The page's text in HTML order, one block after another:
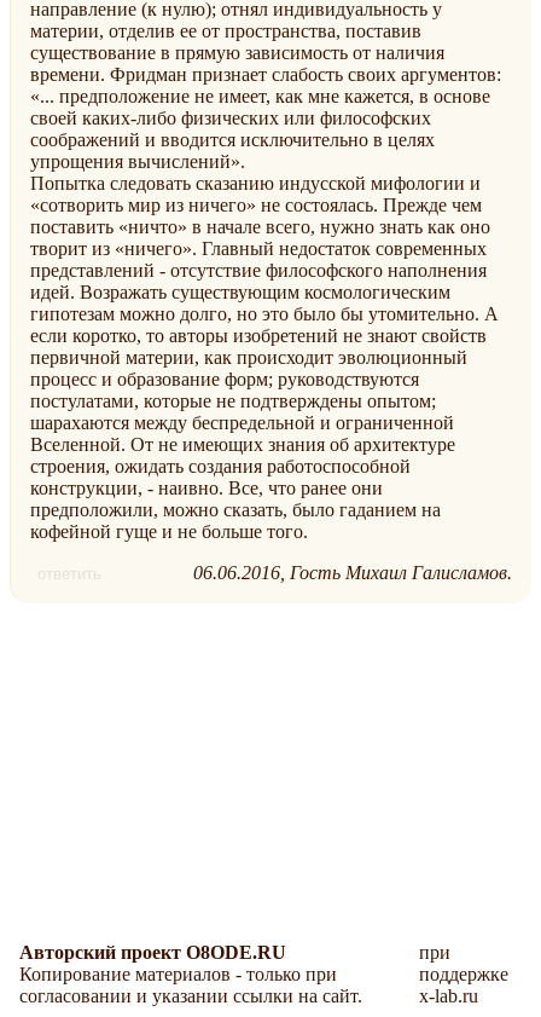
направление (к нулю); отнял индивидуальность у
материи, отделив ее от пространства, поставив
существование в прямую зависимость от наличия
времени. Фридман признает слабость своих аргументов:
«... предположение не имеет, как мне кажется, в основе
своей каких-либо физических или философских
соображений и вводится исключительно в целях
упрощения вычислений».
Попытка следовать сказанию индусской мифологии и
«сотворить мир из ничего» не состоялась. Прежде чем
поставить «ничто» в начале всего, нужно знать как оно
творит из «ничего». Главный недостаток современных
представлений - отсутствие философского наполнения
идей. Возражать существующим космологическим
гипотезам можно долго, но это было бы утомительно. А
если коротко, то авторы изобретений не знают свойств
первичной материи, как происходит эволюционный
процесс и образование форм; руководствуются
постулатами, которые не подтверждены опытом;
шарахаются между беспредельной и ограниченной
Вселенной. От не имеющих знания об архитектуре
строения, ожидать создания работоспособной
конструкции, - наивно. Все, что ранее они
предположили, можно сказать, было гаданием на
кофейной гуще и не больше того.
ответить 06.06.2016 Гость Михаил Галисламов.
Авторский проект O8ODE.RU
Копирование материалов - только при
согласовании и указании ссылки на сайт.
при
поддержке
x-lab.ru